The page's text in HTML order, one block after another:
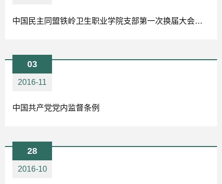
中国民主同盟铁岭卫生职业学院支部第一次换届大会胜利召开
03
2016-11
中国共产党党内监督条例
28
2016-10